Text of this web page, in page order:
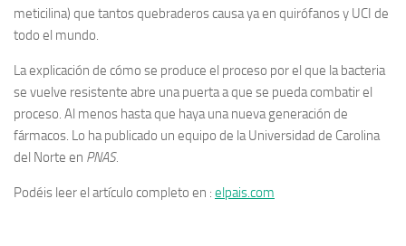
meticilina) que tantos quebraderos causa ya en quirófanos y UCI de
todo el mundo.
La explicación de cómo se produce el proceso por el que la bacteria
se vuelve resistente abre una puerta a que se pueda combatir el
proceso. Al menos hasta que haya una nueva generación de
fármacos. Lo ha publicado un equipo de la Universidad de Carolina
del Norte en PNAS.
Podéis leer el artículo completo en : elpais.com